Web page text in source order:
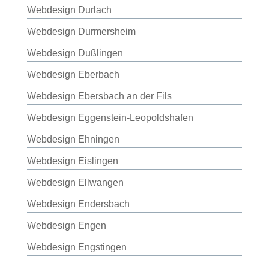
Webdesign Durlach
Webdesign Durmersheim
Webdesign Dußlingen
Webdesign Eberbach
Webdesign Ebersbach an der Fils
Webdesign Eggenstein-Leopoldshafen
Webdesign Ehningen
Webdesign Eislingen
Webdesign Ellwangen
Webdesign Endersbach
Webdesign Engen
Webdesign Engstingen